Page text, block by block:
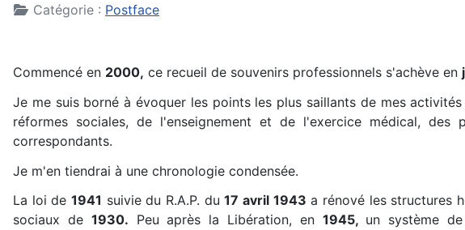
DétailsCatégorie : Postface
Commencé en 2000, ce recueil de souvenirs professionnels s'achève en
Je me suis borné à évoquer les points les plus saillants de mes
réformes sociales, de l'enseignement et de l'exercice médical,
correspondants.
Je m'en tiendrai à une chronologie condensée.
La loi de1941 suivie du R.A.P. du17 avril 1943 a rénové les structures
sociaux de 1930. Peu après la Libération, en 1945, un système